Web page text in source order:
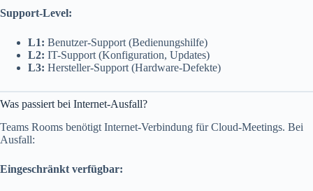
Support-Level:
L1: Benutzer-Support (Bedienungshilfe)
L2: IT-Support (Konfiguration, Updates)
L3: Hersteller-Support (Hardware-Defekte)
Was passiert bei Internet-Ausfall?
Teams Rooms benötigt Internet-Verbindung für Cloud-Meetings. Bei
Ausfall:
Eingeschränkt verfügbar: